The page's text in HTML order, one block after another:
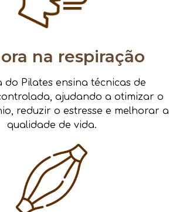
na respiração
do Pilates ensina técnicas de
ajudando a otimizar o
reduzir o estresse e melhorar a
qualidade de vida.